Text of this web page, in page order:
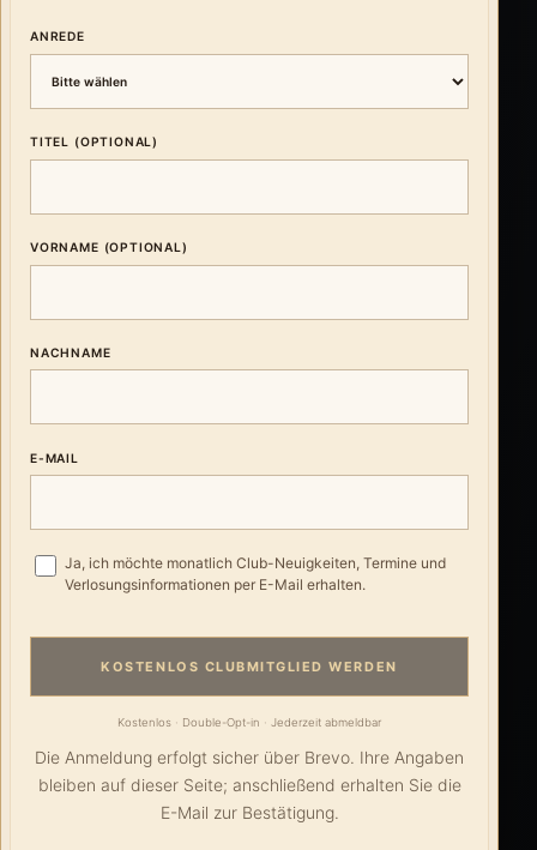
ANREDE
TITEL (OPTIONAL)
VORNAME (OPTIONAL)
NACHNAME
E-MAIL
Ja, ich möchte monatlich Club-Neuigkeiten, Termine und
Verlosungsinformationen per E-Mail erhalten.
KOSTENLOS CLUBMITGLIED WERDEN
Kostenlos · Double-Opt-in · Jederzeit abmeldbar
Die Anmeldung erfolgt sicher über Brevo. Ihre Angaben
bleiben auf dieser Seite; anschließend erhalten Sie die
E-Mail zur Bestätigung.